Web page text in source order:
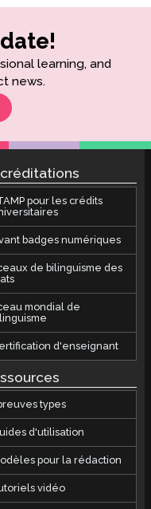
learning, and
news.
pour les crédits
badges numériques
de bilinguisme des
mondial de
d'enseignant
types
d'utilisation
pour la rédaction
vidéo